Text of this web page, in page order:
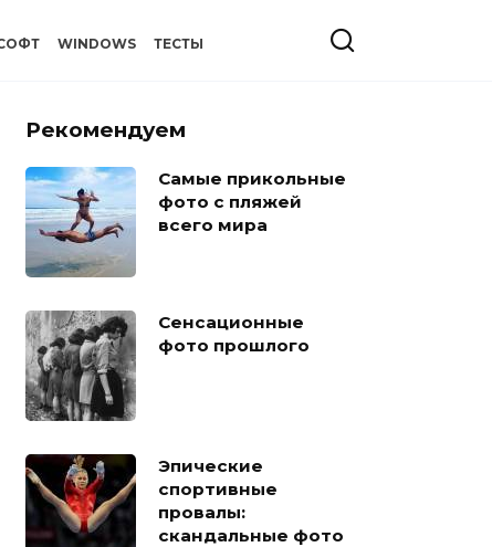
WINDOWS ТЕСТЫ
Рекомендуем
Самые прикольные
фото с пляжей
всего мира
Сенсационные
фото прошлого
Эпические
спортивные
провалы:
скандальные фото